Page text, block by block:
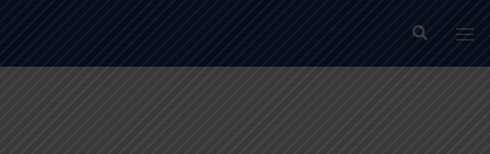
springen
Suche